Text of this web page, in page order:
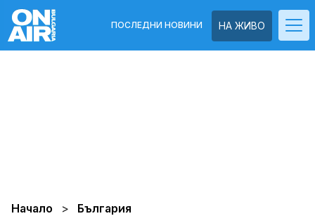
НА ЖИВО
ПОСЛЕДНИ НОВИНИ
Начало България